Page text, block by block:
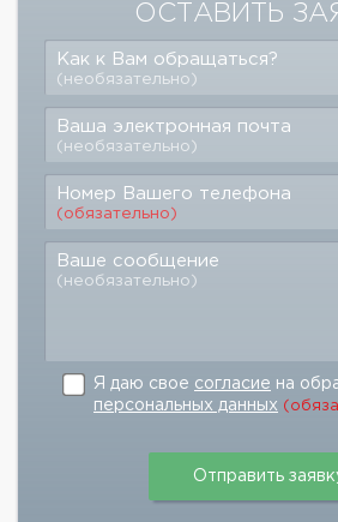
ОСТАВИТЬ
Как к Вам обращаться?
(необязательно)
Ваша электронная почта
(необязательно)
Номер Вашего телефона
(обязательно)
Ваше сообщение
(необязательно)
Я даю свое согласие на
персональных данных